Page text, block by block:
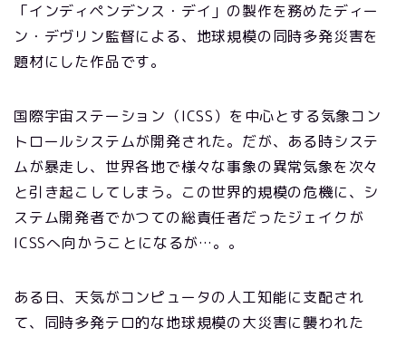
「インディペンデンス・デイ」の製作を務めたディー
ン・デヴリン監督による、地球規模の同時多発災害を
題材にした作品です。
国際宇宙ステーション（ICSS）を中心とする気象コン
トロールシステムが開発された。だが、ある時システ
ムが暴走し、世界各地で様々な事象の異常気象を次々
と引き起こしてしまう。この世界的規模の危機に、シ
ステム開発者でかつての総責任者だったジェイクが
ICSSへ向かうことになるが…。。
ある日、天気がコンピュータの人工知能に支配され
て、同時多発テロ的な地球規模の大災害に襲われた